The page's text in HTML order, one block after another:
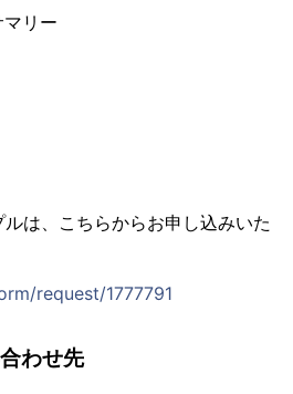
リー
は、こちらからお申し込みいた
request/1777791
わせ先